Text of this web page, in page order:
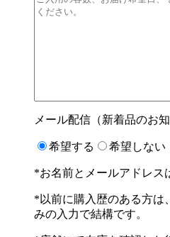
メール配信（新着品のお知
希望する 希望しない
*お名前とメールアドレス
*以前に購入歴のある方は
みの入力で結構です。